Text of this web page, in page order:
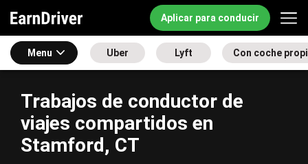
Aplicar para conducir
Menu Uber Lyft Con coche
Trabajos de conductor de
viajes compartidos en
Stamford, CT